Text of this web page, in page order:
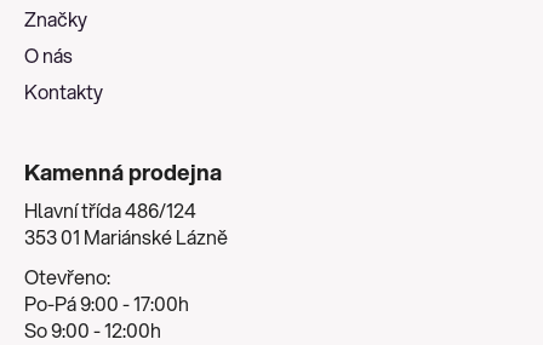
Značky
O nás
Kontakty
Kamenná prodejna
Hlavní třída 486/124
353 01 Mariánské Lázně
Otevřeno:
Po-Pá 9:00 - 17:00h
So 9:00 - 12:00h